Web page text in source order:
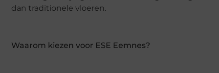
dan traditionele vloeren.
Waarom kiezen voor ESE Eemnes?